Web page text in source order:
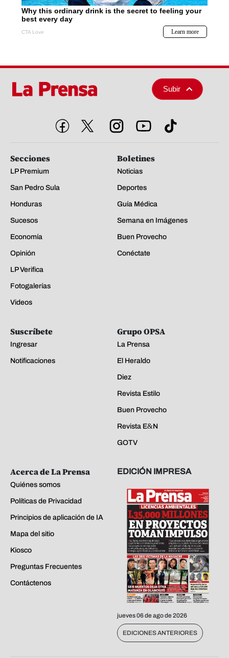
Subir
Secciones
LP Premium
San Pedro Sula
Honduras
Sucesos
Economía
Opinión
LP Verifica
Fotogalerías
Videos
Boletines
Noticias
Deportes
Guía Médica
Semana en Imágenes
Buen Provecho
Conéctate
Suscríbete
Ingresar
Notificaciones
Grupo OPSA
La Prensa
El Heraldo
Diez
Revista Estilo
Buen Provecho
Revista E&N
GOTV
Acerca de La Prensa
Quiénes somos
Políticas de Privacidad
Principios de aplicación de IA
Mapa del sitio
Kiosco
Preguntas Frecuentes
Contáctenos
EDICIÓN IMPRESA
jueves 06 de ago de 2026
EDICIONES ANTERIORES